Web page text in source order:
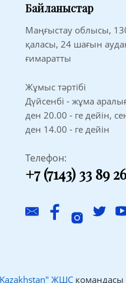
Байланыстар
Маңғыстау облысы,
қаласы, 24 шағын
ғимаратты
Жұмыс тәртібі
Дүйсенбі - жұма
ден 20.00 - ге дейін,
ден 14.00 - ге дейін
Телефон:
+7 (7143) 33 89
ЖШС командасы